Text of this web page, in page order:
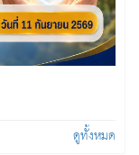
ดูทั้งหมด